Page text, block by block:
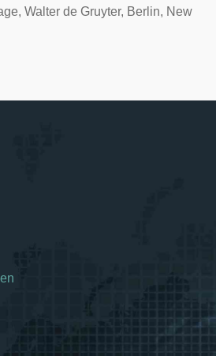
Walter de Gruyter, Berlin, New